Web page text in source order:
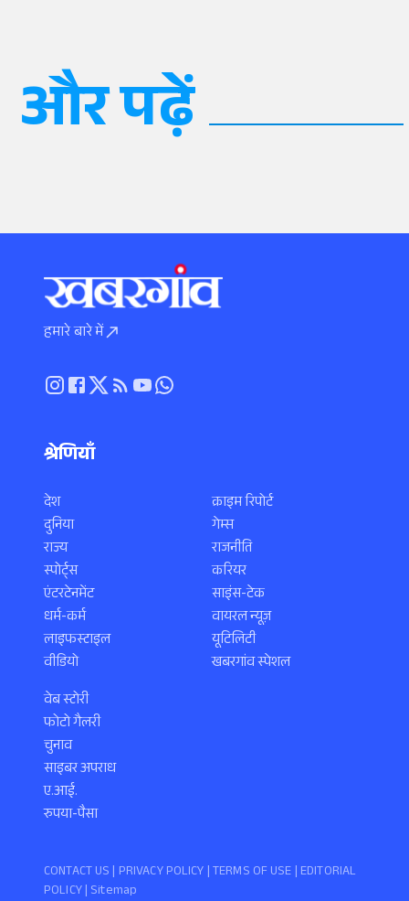
और पढ़ें
हमारे बारे में
श्रेणियाँ
देश
दुनिया
राज्य
स्पोर्ट्स
एंटरटेनमेंट
धर्म-कर्म
लाइफस्टाइल
वीडियो
क्राइम रिपोर्ट
गेम्स
राजनीति
करियर
साइंस-टेक
वायरल न्यूज़
यूटिलिटी
खबरगांव स्पेशल
वेब स्टोरी
फोटो गैलरी
चुनाव
साइबर अपराध
ए.आई.
रुपया-पैसा
CONTACT US | PRIVACY POLICY |TERMS OF USE | EDITORIAL
POLICY| Sitemap